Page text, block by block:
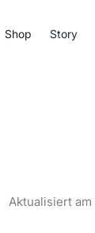
Shop Story
Aktualisiert am